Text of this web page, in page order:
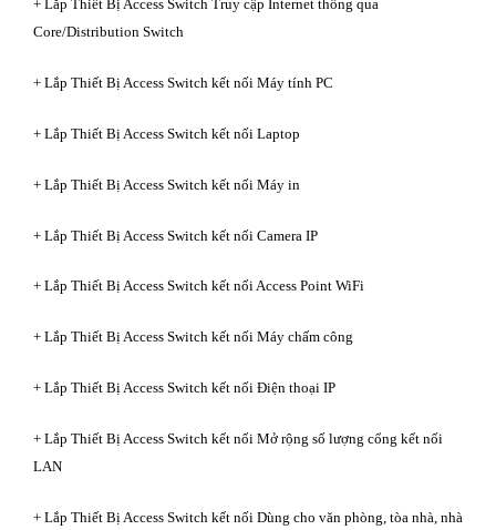
+ Lắp Thiết Bị Access Switch Truy cập Internet thông qua
Core/Distribution Switch
+ Lắp Thiết Bị Access Switch kết nối Máy tính PC
+ Lắp Thiết Bị Access Switch kết nối Laptop
+ Lắp Thiết Bị Access Switch kết nối Máy in
+ Lắp Thiết Bị Access Switch kết nối Camera IP
+ Lắp Thiết Bị Access Switch kết nối Access Point WiFi
+ Lắp Thiết Bị Access Switch kết nối Máy chấm công
+ Lắp Thiết Bị Access Switch kết nối Điện thoại IP
+ Lắp Thiết Bị Access Switch kết nối Mở rộng số lượng cổng kết nối
LAN
+ Lắp Thiết Bị Access Switch kết nối Dùng cho văn phòng, tòa nhà, nhà